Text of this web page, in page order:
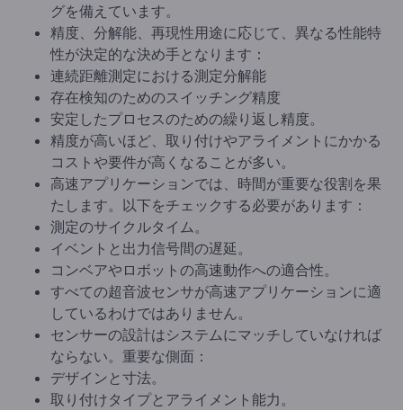
グを備えています。
精度、分解能、再現性用途に応じて、異なる性能特
性が決定的な決め手となります：
連続距離測定における測定分解能
存在検知のためのスイッチング精度
安定したプロセスのための繰り返し精度。
精度が高いほど、取り付けやアライメントにかかる
コストや要件が高くなることが多い。
高速アプリケーションでは、時間が重要な役割を果
たします。以下をチェックする必要があります：
測定のサイクルタイム。
イベントと出力信号間の遅延。
コンベアやロボットの高速動作への適合性。
すべての超音波センサが高速アプリケーションに適
しているわけではありません。
センサーの設計はシステムにマッチしていなければ
ならない。重要な側面：
デザインと寸法。
取り付けタイプとアライメント能力。